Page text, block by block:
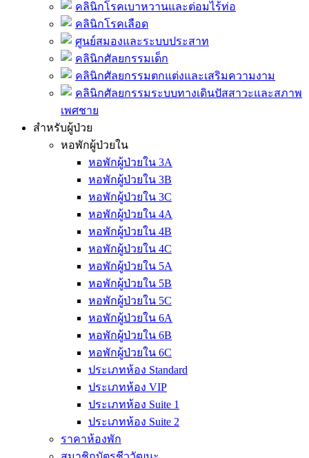
คลินิกโรคเบาหวานและต่อมไร้ท่อ
คลินิกโรคเลือด
ศูนย์สมองและระบบประสาท
คลินิกศัลยกรรมเด็ก
คลินิกศัลยกรรมตกแต่งและเสริมความงาม
คลินิกศัลยกรรมระบบทางเดินปัสสาวะและสภาพ
เพศชาย
สำหรับผู้ป่วย
หอพักผู้ป่วยใน
หอพักผู้ป่วยใน 3A
หอพักผู้ป่วยใน 3B
หอพักผู้ป่วยใน 3C
หอพักผู้ป่วยใน 4A
หอพักผู้ป่วยใน 4B
หอพักผู้ป่วยใน 4C
หอพักผู้ป่วยใน 5A
หอพักผู้ป่วยใน 5B
หอพักผู้ป่วยใน 5C
หอพักผู้ป่วยใน 6A
หอพักผู้ป่วยใน 6B
หอพักผู้ป่วยใน 6C
ประเภทห้อง Standard
ประเภทห้อง VIP
ประเภทห้อง Suite 1
ประเภทห้อง Suite 2
ราคาห้องพัก